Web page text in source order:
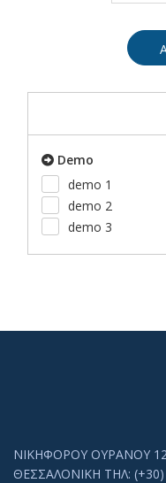
Demo
demo 1
demo 2
demo 3
ΝΙΚΗΦΟΡΟΥ ΟΥΡΑΝΟΥ 12
ΘΕΣΣΑΛΟΝΙΚΗ ΤΗΛ: (+30)